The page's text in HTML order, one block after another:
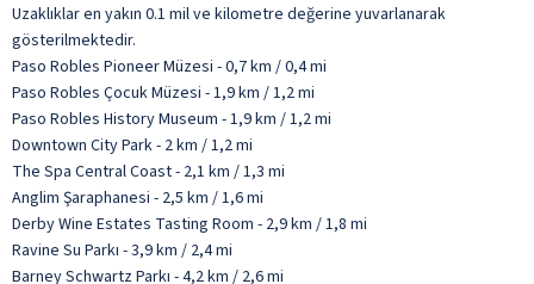
Uzaklıklar en yakın 0.1 mil ve kilometre değerine yuvarlanarak
gösterilmektedir.
Paso Robles Pioneer Müzesi - 0,7 km / 0,4 mi
Paso Robles Çocuk Müzesi - 1,9 km / 1,2 mi
Paso Robles History Museum - 1,9 km / 1,2 mi
Downtown City Park - 2 km / 1,2 mi
The Spa Central Coast - 2,1 km / 1,3 mi
Anglim Şaraphanesi - 2,5 km / 1,6 mi
Derby Wine Estates Tasting Room - 2,9 km / 1,8 mi
Ravine Su Parkı - 3,9 km / 2,4 mi
Barney Schwartz Parkı - 4,2 km / 2,6 mi